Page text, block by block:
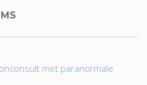
met paranormale